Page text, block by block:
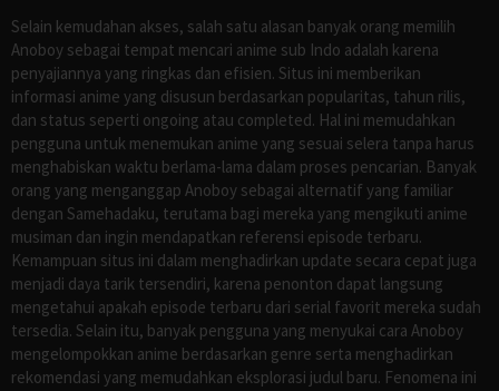
Selain kemudahan akses, salah satu alasan banyak orang memilih
Anoboy sebagai tempat mencari anime sub Indo adalah karena
penyajiannya yang ringkas dan efisien. Situs ini memberikan
informasi anime yang disusun berdasarkan popularitas, tahun rilis,
dan status seperti ongoing atau completed. Hal ini memudahkan
pengguna untuk menemukan anime yang sesuai selera tanpa harus
menghabiskan waktu berlama-lama dalam proses pencarian. Banyak
orang yang menganggap Anoboy sebagai alternatif yang familiar
dengan Samehadaku, terutama bagi mereka yang mengikuti anime
musiman dan ingin mendapatkan referensi episode terbaru.
Kemampuan situs ini dalam menghadirkan update secara cepat juga
menjadi daya tarik tersendiri, karena penonton dapat langsung
mengetahui apakah episode terbaru dari serial favorit mereka sudah
tersedia. Selain itu, banyak pengguna yang menyukai cara Anoboy
mengelompokkan anime berdasarkan genre serta menghadirkan
rekomendasi yang memudahkan eksplorasi judul baru. Fenomena ini